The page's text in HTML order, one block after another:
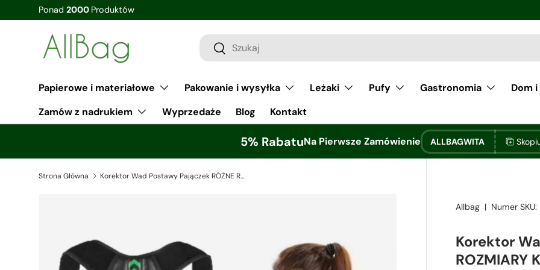
Papierowe i materiałowe Pakowanie i wysyłka Leżaki Pufy Gastronomia
Dom
Zamów z nadrukiem
Wyprzedaże Blog Kontakt
5% RabatuNa Pierwsze Zamówienie ALLBAGWITA
Strona Główna Korektor Wad Postawy Pajączek RÓŻNE ROZMIARY KOLORY
Allbag | Numer SKU:
Korektor
ROZMIARY